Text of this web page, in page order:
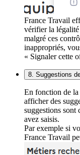
France Travail
vérifier la
malgré ces
inappropriés,
« Signaler cette
8. Suggestions
En fonction de la
afficher des
suggestions sont
avez saisis.
Par exemple si
France Travail